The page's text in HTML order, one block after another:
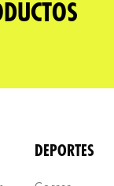
DEPORTES